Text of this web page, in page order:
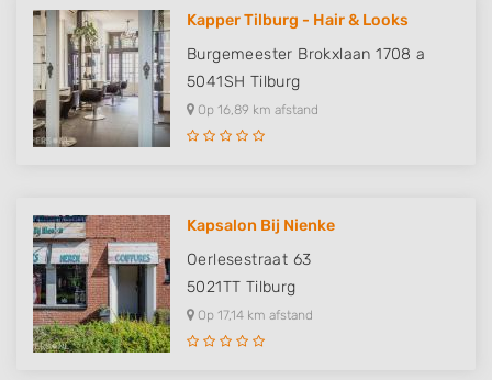
Kapper Tilburg - Hair & Looks
Burgemeester Brokxlaan 1708 a
5041SH Tilburg
Op 16,89 km afstand
Kapsalon Bij Nienke
Oerlesestraat 63
5021TT Tilburg
Op 17,14 km afstand
or combinations of data from different
sources
Develop and improve services
Use limited data to select content
Identify devices based on information
actively requested
Non-IAB processing purposes:
Necessary